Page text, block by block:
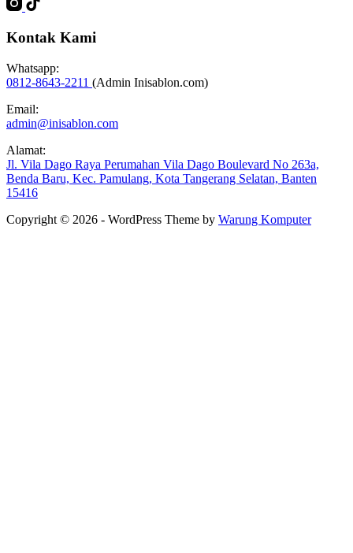
Kontak Kami
Whatsapp:
0812-8643-2211 (Admin Inisablon.com)
Email:
admin@inisablon.com
Alamat:
Jl. Vila Dago Raya Perumahan Vila Dago Boulevard No 263a,
Benda Baru, Kec. Pamulang, Kota Tangerang Selatan, Banten
15416
Copyright © 2026 - WordPress Theme by Warung Komputer